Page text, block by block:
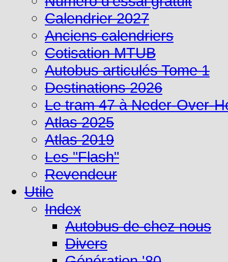
Calendrier 2027
Anciens calendriers
Cotisation MTUB
Autobus articulés Tome 1
Destinations 2026
Le tram 47 à Neder-Over-
Atlas 2025
Atlas 2019
Les "Flash"
Revendeur
Utile
Index
Autobus de chez nous
Divers